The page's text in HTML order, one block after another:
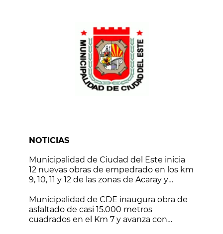
NOTICIAS
Municipalidad de Ciudad del Este inicia
12 nuevas obras de empedrado en los km
9, 10, 11 y 12 de las zonas de Acaray y
Municipalidad de CDE inaugura obra de
asfaltado de casi 15.000 metros
cuadrados en el Km 7 y avanza con